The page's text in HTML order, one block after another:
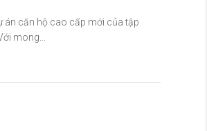
án căn hộ cao cấp mới của tập
mong...